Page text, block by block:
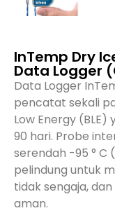
InTemp Dry
Data Logger
Data Logger
pencatat sekali
Low Energy
90 hari. Probe
serendah -95 ° C
pelindung untuk
tidak sengaja,
aman.